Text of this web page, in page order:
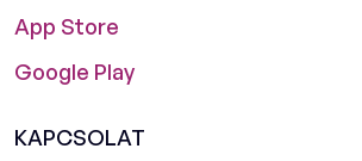
App Store
Google Play
KAPCSOLAT